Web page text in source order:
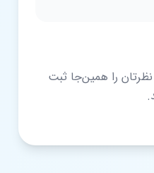
را همین‌جا ثبت